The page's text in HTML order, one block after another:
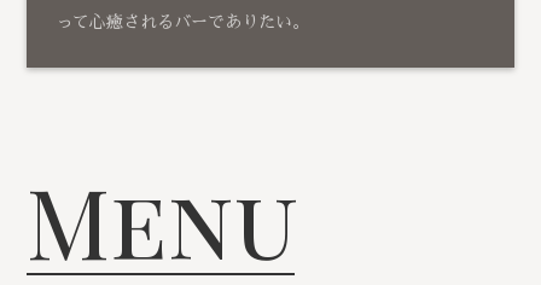
って心癒されるバーでありたい。
Menu